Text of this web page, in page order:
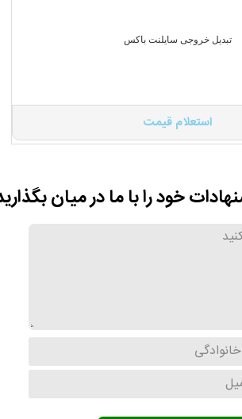
تبدیل خروجی سایلنت باکس
استعلام قیمت
خود را با ما در میان